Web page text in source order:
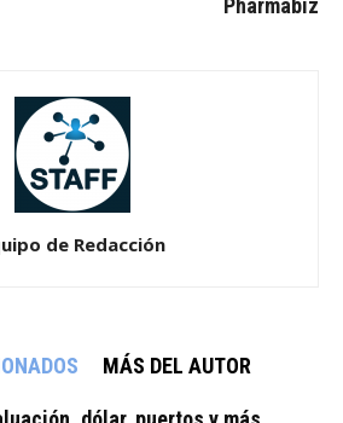
Pharmabiz
de Redacción
MÁS DEL AUTOR